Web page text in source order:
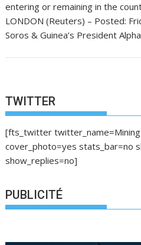
entering or remaining in the
LONDON (Reuters) – Posted:
Soros & Guinea’s President
TWITTER
[fts_twitter
cover_photo=yes stats_bar=no
show_replies=no]
PUBLICITÉ